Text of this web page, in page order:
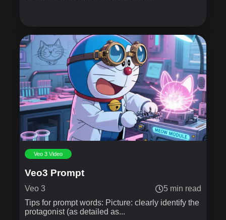
Veo 3 Video
Veo3 Prompt
Veo 3
5 min read
Tips for prompt words: Picture: clearly identify the
protagonist (as detailed as...